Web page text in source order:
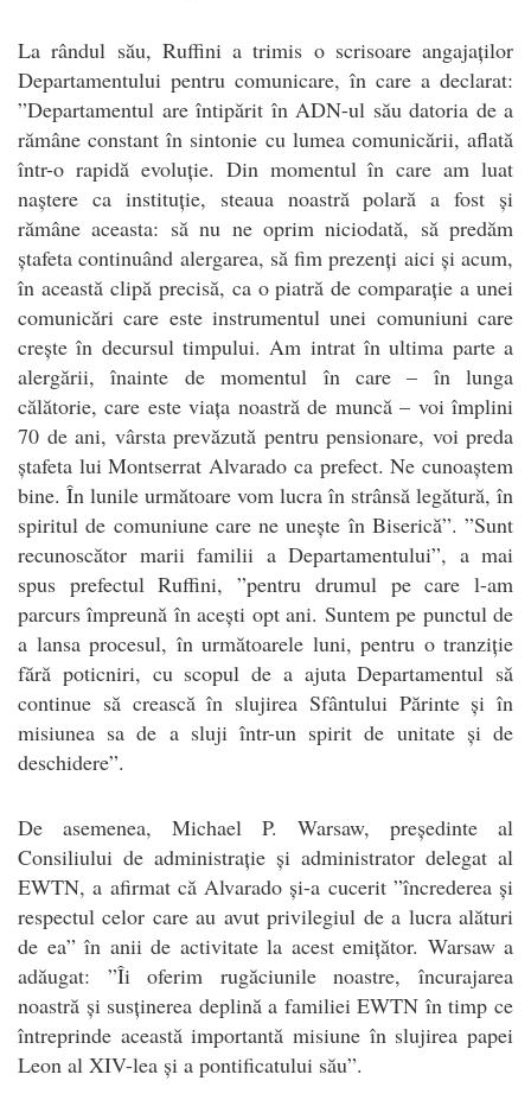
La rândul său, Ruffini a trimis o scrisoare angajaților
Departamentului pentru comunicare, în care a declarat:
”Departamentul are întipărit în ADN-ul său datoria de a
rămâne constant în sintonie cu lumea comunicării, aflată
într-o rapidă evoluție. Din momentul în care am luat
naștere ca instituție, steaua noastră polară a fost și
rămâne aceasta: să nu ne oprim niciodată, să predăm
ștafeta continuând alergarea, să fim prezenți aici și acum,
în această clipă precisă, ca o piatră de comparație a unei
comunicări care este instrumentul unei comuniuni care
crește în decursul timpului. Am intrat în ultima parte a
alergării, înainte de momentul în care – în lunga
călătorie, care este viața noastră de muncă – voi împlini
70 de ani, vârsta prevăzută pentru pensionare, voi preda
ștafeta lui Montserrat Alvarado ca prefect. Ne cunoaștem
bine. În lunile următoare vom lucra în strânsă legătură, în
spiritul de comuniune care ne unește în Biserică”. ”Sunt
recunoscător marii familii a Departamentului”, a mai
spus prefectul Ruffini, ”pentru drumul pe care l-am
parcurs împreună în acești opt ani. Suntem pe punctul de
a lansa procesul, în următoarele luni, pentru o tranziție
fără poticniri, cu scopul de a ajuta Departamentul să
continue să crească în slujirea Sfântului Părinte și în
misiunea sa de a sluji într-un spirit de unitate și de
deschidere”.
De asemenea, Michael P. Warsaw, președinte al
Consiliului de administrație și administrator delegat al
EWTN, a afirmat că Alvarado și-a cucerit ”încrederea și
respectul celor care au avut privilegiul de a lucra alături
de ea” în anii de activitate la acest emițător. Warsaw a
adăugat: ”Îi oferim rugăciunile noastre, încurajarea
noastră și susținerea deplină a familiei EWTN în timp ce
întreprinde această importantă misiune în slujirea papei
Leon al XIV-lea și a pontificatului său”.